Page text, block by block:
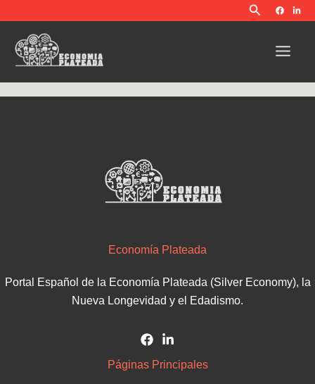
contenido
Buscar
Economía Plateada
Portal Español de la Economía Plateada (Silver Economy), la
Nueva Longevidad y el Edadismo.
Páginas Principales